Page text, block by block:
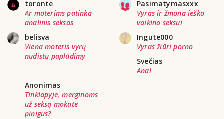
toronte
Ar moterims patinka
analinis seksas
Pasimatymasxxx
Vyras ir žmona ieško
vaikino seksui
belisva
Viena moteris vyrų
nudistų paplūdimy
Ingute000
Vyras žiūri porno
Svečias
Anal
Anonimas
Tinklapyje, merginoms
už seksą mokate
pinigus?